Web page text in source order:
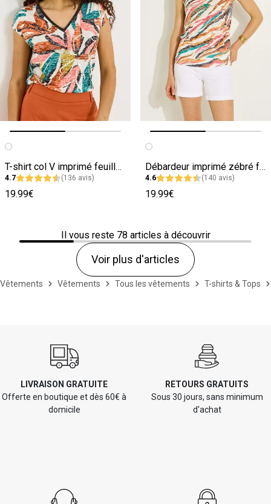
Image précédente
Image suivante
T-shirt col V imprimé feuillage femme
4.7 (136 avis)
19.99€
Image précédente
Image suivante
Débardeur imprimé zébré femme
4.6 (140 avis)
19.99€
Il vous reste 78 articles à découvrir
Voir plus d'articles
Vêtements Vêtements Tous les vêtements T-shirts & Tops
LIVRAISON GRATUITE
Offerte en boutique et dès 60€ à
domicile
RETOURS GRATUITS
Sous 30 jours, sans minimum
d'achat